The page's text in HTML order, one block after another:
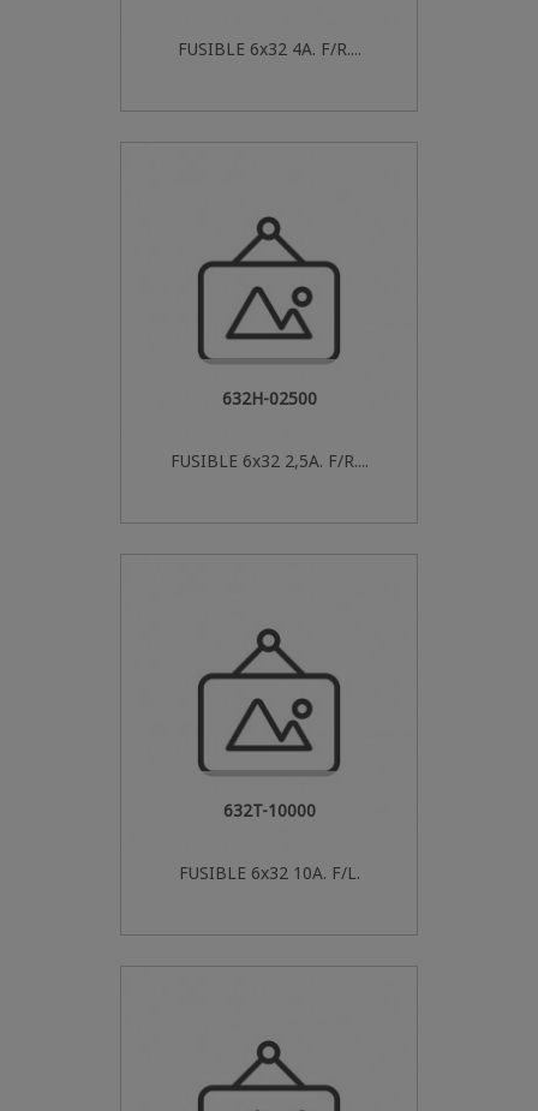
FUSIBLE 6x32 4A. F/R....
632H-02500
FUSIBLE 6x32 2,5A. F/R....
632T-10000
FUSIBLE 6x32 10A. F/L.